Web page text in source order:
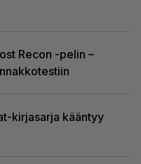
Recon -pelin –
kirjasarja kääntyy